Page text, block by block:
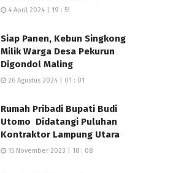
4 April 2024 | 19 : 51
Siap Panen, Kebun Singkong
Milik Warga Desa Pekurun
Digondol Maling
26 Agustus 2024 | 01 : 01
Rumah Pribadi Bupati Budi
Utomo Didatangi Puluhan
Kontraktor Lampung Utara
15 November 2023 | 18 : 08